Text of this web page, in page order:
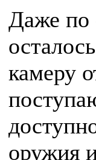
Даже по
камеру
оружия